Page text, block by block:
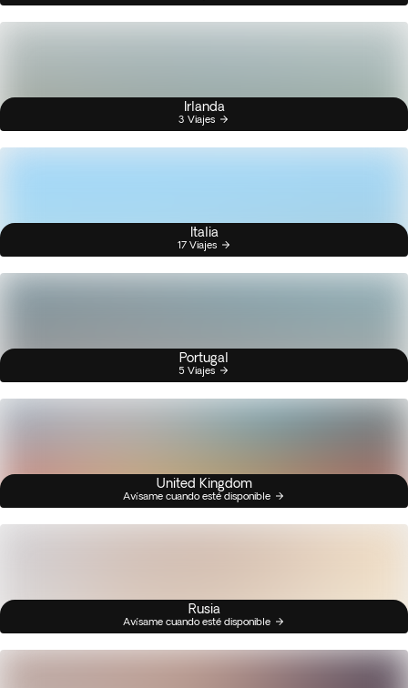
Irlanda
3 Viajes
Italia
17 Viajes
Portugal
5 Viajes
United Kingdom
Avísame cuando esté disponible
Rusia
Avísame cuando esté disponible